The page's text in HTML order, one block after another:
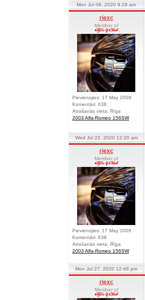
Mon Jul 06, 2020 9:29 am
riexc
Member of
Pievienojies: 17 May 2009
Komentāri: 638
Atrašanās vieta: Rīga
2003 Alfa-Romeo 156SW
Wed Jul 22, 2020 12:20 am
riexc
Member of
Pievienojies: 17 May 2009
Komentāri: 638
Atrašanās vieta: Rīga
2003 Alfa-Romeo 156SW
Mon Jul 27, 2020 12:48 pm
riexc
Member of